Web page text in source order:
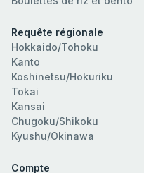
Requête régionale
Hokkaido/Tohoku
Kanto
Koshinetsu/Hokuriku
Tokai
Kansai
Chugoku/Shikoku
Kyushu/Okinawa
Compte